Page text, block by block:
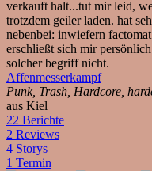
verkauft halt...tut mir leid,
trotzdem geiler laden. hat
nebenbei: inwiefern
erschließt sich mir
solcher begriff nicht.
Affenmesserkampf
Punk, Trash, Hardcore,
aus Kiel
22 Berichte
2 Reviews
4 Storys
1 Termin